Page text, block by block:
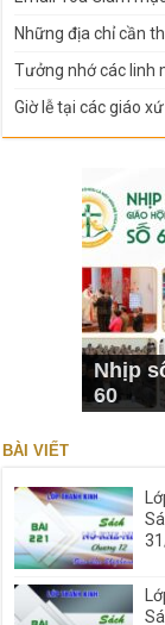
Những địa chỉ cần
Tưởng nhớ các linh
Giờ lễ tại các giáo
Nhịp
60
BÀI VIẾT